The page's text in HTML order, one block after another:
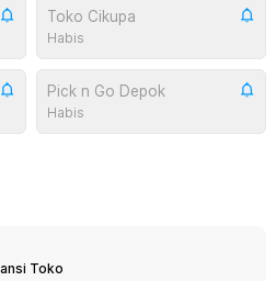
Toko Cikupa
Habis
Pick n Go Depok
Habis
Toko